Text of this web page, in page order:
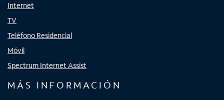
Internet
TV
Teléfono Residencial
Móvil
Spectrum Internet Assist
MÁS INFORMACIÓN